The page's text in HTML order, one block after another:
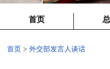
首页
首页 > 外交部发言人谈话